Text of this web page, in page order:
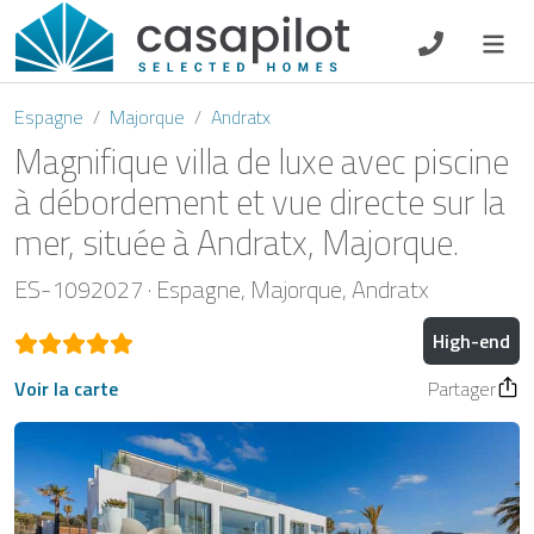
DE EN ES
Petit-déjeuner
Chèque-cadeau
Propriétaire
Espagne Majorque Andratx
Magnifique villa de luxe avec piscine
à débordement et vue directe sur la
mer, située à Andratx, Majorque.
High-end
ES-1092027 Espagne Majorque Andratx
Voir la carte Partager